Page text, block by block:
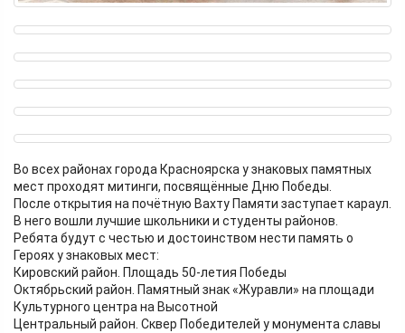
Во всех районах города Красноярска у знаковых памятных
мест проходят митинги, посвящённые Дню Победы.
После открытия на почётную Вахту Памяти заступает караул.
В него вошли лучшие школьники и студенты районов.
Ребята будут с честью и достоинством нести память о
Героях у знаковых мест:
Кировский район. Площадь 50-летия Победы
Октябрьский район. Памятный знак «Журавли» на площади
Культурного центра на Высотной
Центральный район. Сквер Победителей у монумента славы